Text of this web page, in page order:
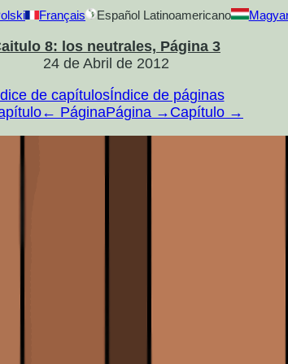
Français Español Latinoamericano
8: los neutrales, Página 3
24 de Abril de 2012
de capítulosÍndice de páginas
← PáginaPágina → Capítulo →